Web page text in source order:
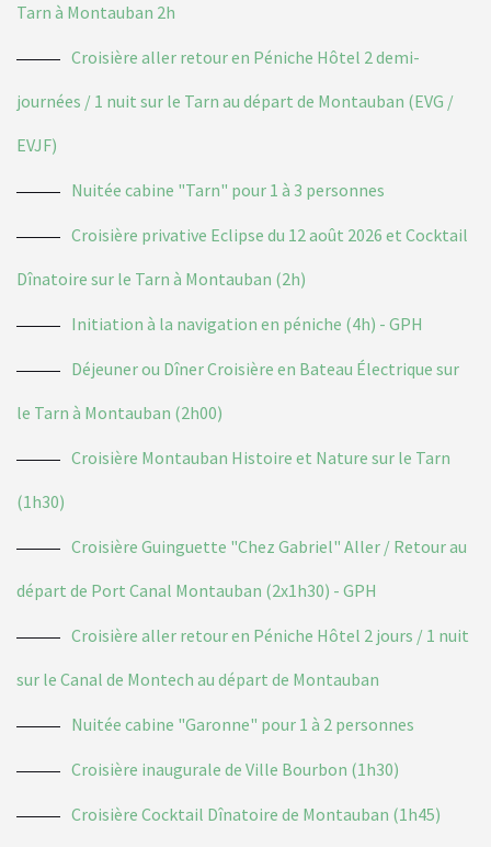
Tarn à Montauban 2h
Croisière aller retour en Péniche Hôtel 2 demi-
journées / 1 nuit sur le Tarn au départ de Montauban (EVG /
EVJF)
Nuitée cabine "Tarn" pour 1 à 3 personnes
Croisière privative Eclipse du 12 août 2026 et Cocktail
Dînatoire sur le Tarn à Montauban (2h)
Initiation à la navigation en péniche (4h) - GPH
Déjeuner ou Dîner Croisière en Bateau Électrique sur
le Tarn à Montauban (2h00)
Croisière Montauban Histoire et Nature sur le Tarn
(1h30)
Croisière Guinguette "Chez Gabriel" Aller / Retour au
départ de Port Canal Montauban (2x1h30) - GPH
Croisière aller retour en Péniche Hôtel 2 jours / 1 nuit
sur le Canal de Montech au départ de Montauban
Nuitée cabine "Garonne" pour 1 à 2 personnes
Croisière inaugurale de Ville Bourbon (1h30)
Croisière Cocktail Dînatoire de Montauban (1h45)